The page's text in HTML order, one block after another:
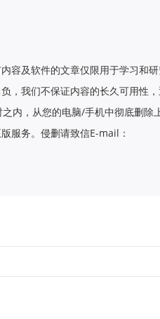
容及软件的文章仅限用于学习和
，我们不保证内容的长久可用性
内，从您的电脑/手机中彻底删除
服务。侵删请致信E-mail：